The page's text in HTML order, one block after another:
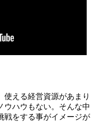
使える経営資源があまり
ウハウもない。そんな中
戦をする事がイメージが